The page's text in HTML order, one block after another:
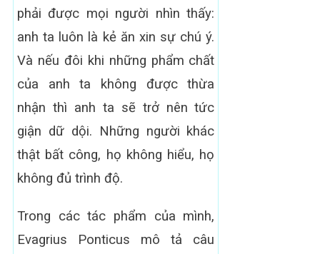
phải được mọi người nhìn thấy:
anh ta luôn là kẻ ăn xin sự chú ý.
Và nếu đôi khi những phẩm chất
của anh ta không được thừa
nhận thì anh ta sẽ trở nên tức
giận dữ dội. Những người khác
thật bất công, họ không hiểu, họ
không đủ trình độ.
Trong các tác phẩm của mình,
Evagrius Ponticus mô tả câu